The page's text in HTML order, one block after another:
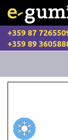
+359 87
+359 89